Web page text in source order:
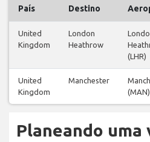
País Destino
United
Kingdom
London
Heathrow
(LHR)
United
Kingdom
Manchester
(MAN)
Planeando uma